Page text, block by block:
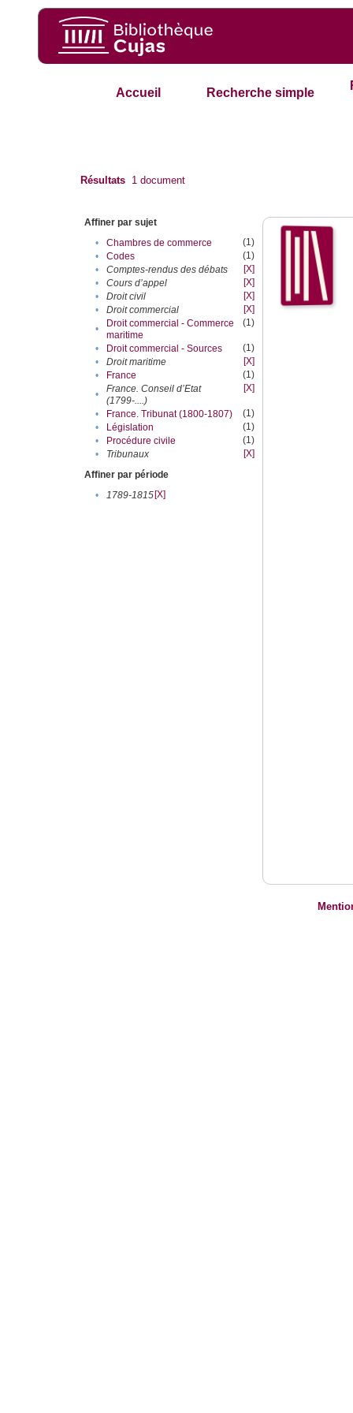
Accueil Recherche simple
Résultats 1 document
Affiner par sujet
•
Chambres de commerce
(1)
•
Codes
(1)
•
Comptes-rendus des débats
[X]
•
Cours d’appel
[X]
•
Droit civil
[X]
•
Droit commercial
[X]
•
Droit commercial - Commerce
maritime
(1)
• Droit commercial - Sources
(1)
•
Droit maritime
[X]
•
France
(1)
•
France. Conseil d’Etat
(1799-....)
[X]
• France. Tribunat (1800-1807)
(1)
•
Législation
(1)
•
Procédure civile
(1)
•
Tribunaux
[X]
Affiner par période
•
1789-1815[X]